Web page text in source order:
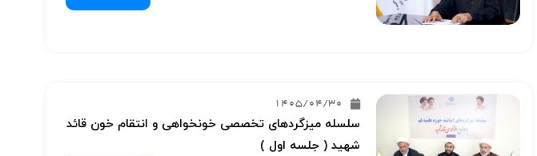
1405/04/30
سلسله میزگردهای تخصصی خونخواهی و انتقام خون قائد
شهید ( جلسه اول )